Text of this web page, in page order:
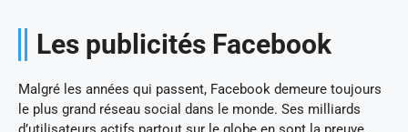
Les publicités Facebook
Malgré les années qui passent, Facebook demeure toujours
le plus grand réseau social dans le monde. Ses milliards